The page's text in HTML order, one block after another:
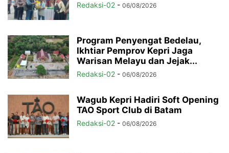
Redaksi-02 - 06/08/2026
Program Penyengat Bedelau,
Ikhtiar Pemprov Kepri Jaga
Warisan Melayu dan Jejak...
Redaksi-02 - 06/08/2026
Wagub Kepri Hadiri Soft Opening
TAO Sport Club di Batam
Redaksi-02 - 06/08/2026